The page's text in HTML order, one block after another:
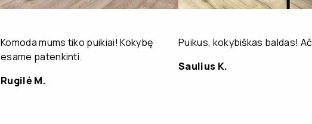
Komoda mums tiko puikiai! Kokybę
esame patenkinti.
Rugilė M.
Puikus, kokybiškas baldas!
Saulius K.